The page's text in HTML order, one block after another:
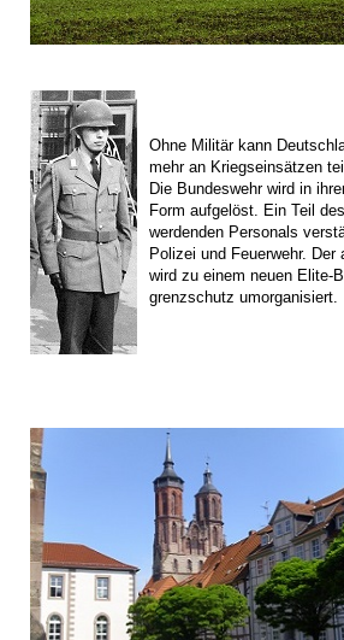
Ohne Militär kann
mehr an Kriegseinsätzen
Die Bundeswehr wird in
Form aufgelöst. Ein Teil
werdenden Personals
Polizei und Feuerwehr. Der
wird zu einem neuen Elite-
grenz­schutz umorganisiert.